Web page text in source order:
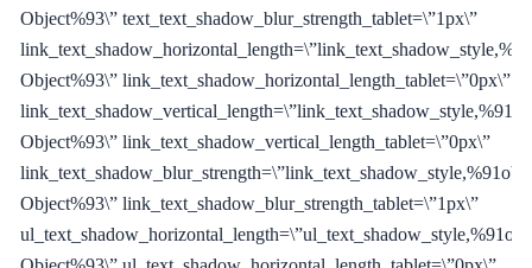
Object%93\” text_text_shadow_blur_strength_tablet=\”1px\”
Object%93\” link_text_shadow_horizontal_length_tablet=\”0px\”
Object%93\” link_text_shadow_vertical_length_tablet=\”0px\”
Object%93\” link_text_shadow_blur_strength_tablet=\”1px\”